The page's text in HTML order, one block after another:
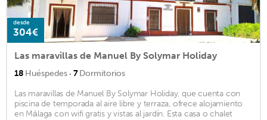
desde
304€
Las maravillas de Manuel By Solymar Holiday
18 Huéspedes · 7Dormitorios
Las maravillas de Manuel By Solymar Holiday, que cuenta con
piscina de temporada al aire libre y terraza, ofrece alojamiento
en Málaga con wifi gratis y vistas al jardín. Esta casa o chalet